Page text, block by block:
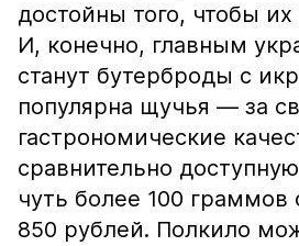
достойны того, чтобы их
И, конечно, главным
станут бутерброды с
популярна щучья — за
гастрономические
сравнительно
чуть более 100 граммов
850 рублей. Полкило